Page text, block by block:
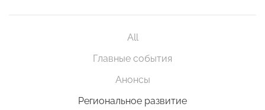
All
Главные события
Анонсы
Региональное развитие